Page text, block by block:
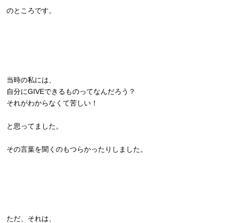
のところです。
当時の私には、
自分にGIVEできるものってなんだろう？
それがわからなくて苦しい！
と思ってました。
その言葉を聞くのもつらかったりしました。
ただ、それは、